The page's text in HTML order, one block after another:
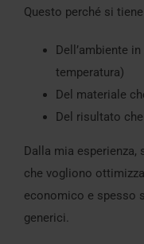
Questo perché si
Dell’ambiente
temperatura)
Del materiale
Del risultato
Dalla mia
che vogliono
economico e spesso
generici.